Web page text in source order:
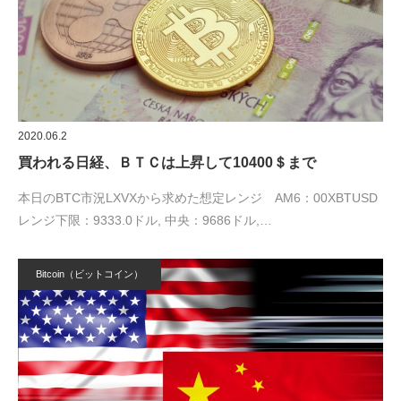
2020.06.2
買われる日経、ＢＴＣは上昇して10400＄まで
本日のBTC市況LXVXから求めた想定レンジ AM6：00XBTUSD
レンジ下限：9333.0ドル, 中央：9686ドル,…
Bitcoin（ビットコイン）